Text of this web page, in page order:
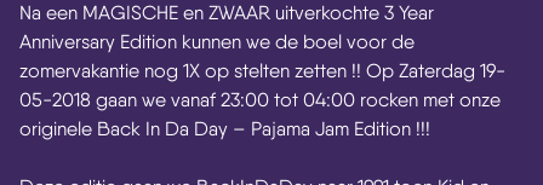
Na een MAGISCHE en ZWAAR uitverkochte 3 Year
Anniversary Edition kunnen we de boel voor de
zomervakantie nog 1X op stelten zetten !! Op Zaterdag 19-
05-2018 gaan we vanaf 23:00 tot 04:00 rocken met onze
originele Back In Da Day – Pajama Jam Edition !!!